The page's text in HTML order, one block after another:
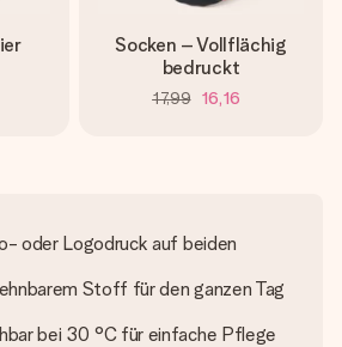
Socken – Vollflächig
bedruckt
17,99 16,16
oder Logodruck auf beiden
Stoff für den ganzen Tag
bei 30 °C für einfache Pflege